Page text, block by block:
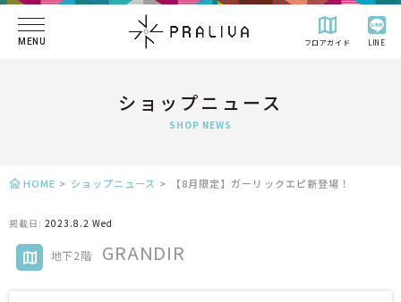
MENU フロアガイド LINE
ショップニュース
SHOP NEWS
HOME > ショップニュース > 【8月限定】ガーリックエピ新登場！
掲載日: 2023.8.2 Wed
地下2階 GRANDIR